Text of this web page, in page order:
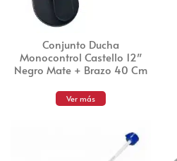
Conjunto Ducha
Monocontrol Castello 12″
Negro Mate + Brazo 40 Cm
Ver más